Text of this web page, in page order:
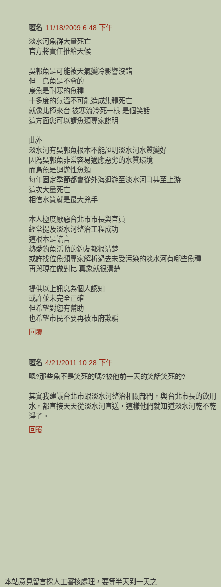
匿名 11/18/2009 6:48 下午
淡水河魚群大量死亡
官方將責任推給天候
吳郭魚是可能被天氣變冷影響沒錯
但 烏魚是不會的
烏魚是耐寒的魚種
十多度的氣溫不可能造成集體死亡
就像北極來台 被寒流冷死一樣 是個笑話
這方面您可以請魚類專家說明
此外
淡水河有吳郭魚根本不能證明淡水河水質變好
因為吳郭魚非常容易適應惡劣的水質環境
而烏魚是迴遊性魚類
每年固定季節都會從外海迴游至淡水河口甚至上游
這次大量死亡
相信水質就是最大兇手
本人極度厭惡台北市市長與官員
經常提及淡水河整治工程成功
這根本是謊言
熱愛釣魚活動的釣友都很清楚
或許找位魚類專家解析過去未受污染的淡水河有哪些魚種
再與現在做對比 真象就很清楚
提供以上訊息為個人認知
或許並未完全正確
但希望對您有幫助
也希望市民不要再被市府欺騙
回覆
匿名 4/21/2011 10:28 下午
嗯?那些魚不是笑死的嗎?被他前一天的笑話笑死的?
其實我建議台北市跟淡水河整治相關部門，與台北市長的飲用
水，都直接天天從淡水河直送，這樣他們就知道淡水河乾不乾
淨了。
回覆
本站意見留言採人工審核處理，要等半天到一天之